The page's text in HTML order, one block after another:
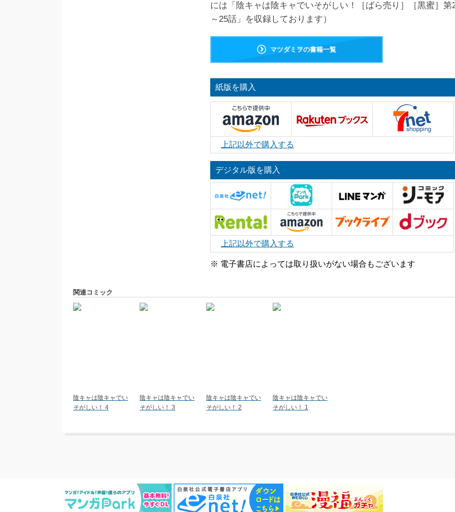
には「陰キャは陰キャでいそがしい！［ばら売り］［黒蜜］第
～25話」を収録しております）
マツダミヲの書籍一覧
紙版を購入
上記以外で購入する
デジタル版を購入
上記以外で購入する
※ 電子書店によっては取り扱いがない場合もございます
関連コミック
陰キャは陰キャでい
そがしい！ 4
陰キャは陰キャでい
そがしい！ 3
陰キャは陰キャでい
そがしい！ 2
陰キャは陰キャでい
そがしい！ 1